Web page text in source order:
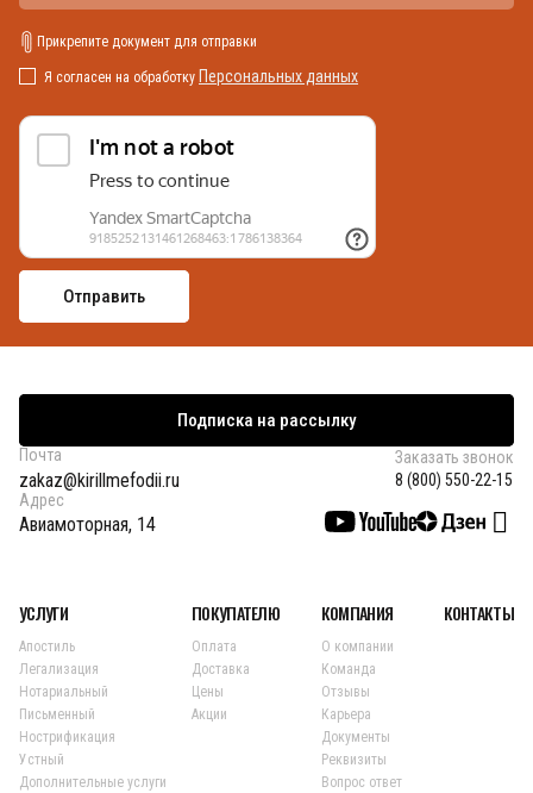
Прикрепите документ для отправки
Я согласен на обработку Персональных данных
Подписка на рассылку
Почта
zakaz@kirillmefodii.ru
Заказать звонок
8 (800) 550-22-15
Адрес
Авиамоторная, 14
УСЛУГИ
Апостиль
Легализация
Нотариальный
Письменный
Нострификация
Устный
Дополнительные услуги
ПОКУПАТЕЛЮ
Оплата
Доставка
Цены
Акции
КОМПАНИЯ
О компании
Команда
Отзывы
Карьера
Документы
Реквизиты
Вопрос ответ
КОНТАКТЫ